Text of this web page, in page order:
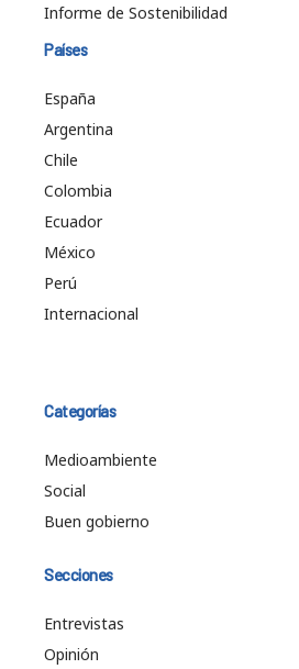
Informe de Sostenibilidad
Países
España
Argentina
Chile
Colombia
Ecuador
México
Perú
Internacional
Categorías
Medioambiente
Social
Buen gobierno
Secciones
Entrevistas
Opinión